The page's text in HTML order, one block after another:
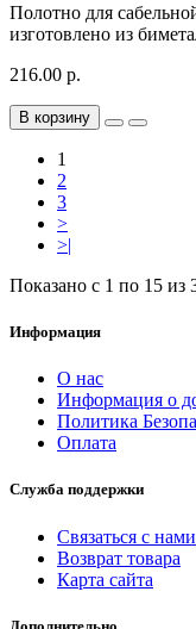
Полотно для
изготовлено из
216.00 р.
В корзину
1
2
3
>
>|
Показано с 1 по 15 из
Информация
О нас
Информация о
Политика
Оплата
Служба поддержки
Связаться с нами
Возврат товара
Карта сайта